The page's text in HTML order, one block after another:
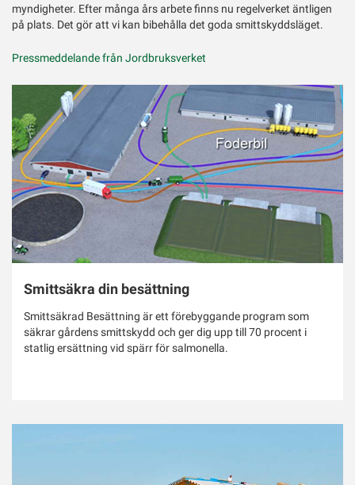
myndigheter. Efter många års arbete finns nu regelverket äntligen
på plats. Det gör att vi kan bibehålla det goda smittskyddsläget.
Pressmeddelande från Jordbruksverket
Smittsäkra din besättning
Smittsäkrad Besättning är ett förebyggande program som
säkrar gårdens smittskydd och ger dig upp till 70 procent i
statlig ersättning vid spärr för salmonella.